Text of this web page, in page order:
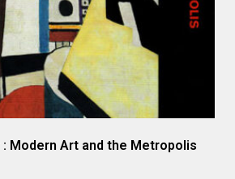
: Modern Art and the Metropolis